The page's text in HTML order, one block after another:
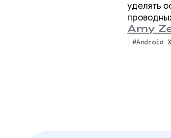
уделять
Amy
#Android